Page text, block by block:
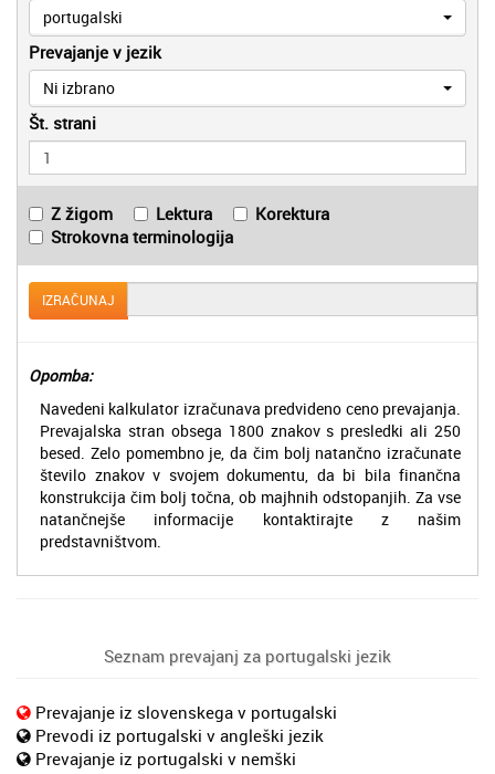
portugalski
Prevajanje v jezik
Ni izbrano
Št. strani
Z žigom Lektura
Korektura
Strokovna terminologija
IZRAČUNAJ
Opomba:
Navedeni kalkulator izračunava predvideno ceno prevajanja.
Prevajalska stran obsega 1800 znakov s presledki ali 250
besed. Zelo pomembno je, da čim bolj natančno izračunate
število znakov v svojem dokumentu, da bi bila finančna
konstrukcija čim bolj točna, ob majhnih odstopanjih. Za vse
natančnejše informacije kontaktirajte z našim
predstavništvom.
Seznam prevajanj za portugalski jezik
Prevajanje iz slovenskega v portugalski
Prevodi iz portugalski v angleški jezik
Prevajanje iz portugalski v nemški